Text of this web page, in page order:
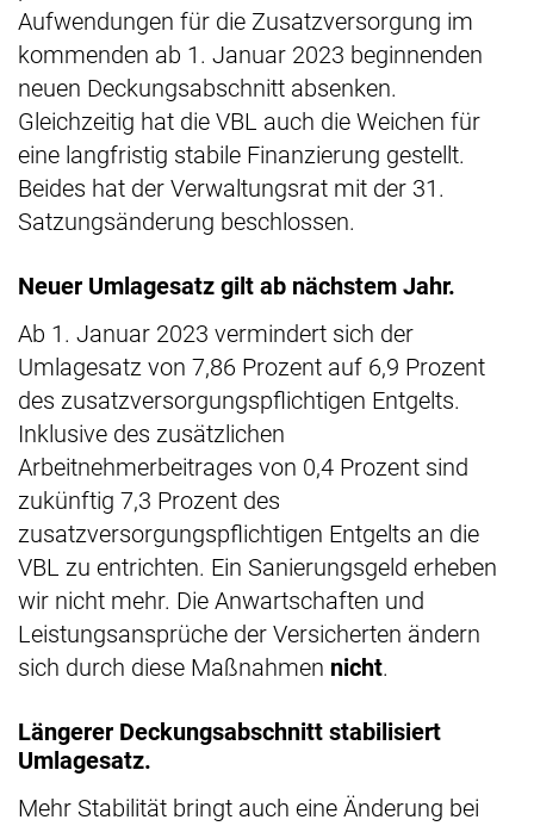
Aufwendungen für die Zusatzversorgung im
kommenden ab 1. Januar 2023 beginnenden
neuen Deckungsabschnitt absenken.
Gleichzeitig hat die VBL auch die Weichen für
eine langfristig stabile Finanzierung gestellt.
Beides hat der Verwaltungsrat mit der 31.
Satzungsänderung beschlossen.
Neuer Umlagesatz gilt ab nächstem Jahr.
Ab 1. Januar 2023 vermindert sich der
Umlagesatz von 7,86 Prozent auf 6,9 Prozent
des zusatzversorgungspflichtigen Entgelts.
Inklusive des zusätzlichen
Arbeitnehmerbeitrages von 0,4 Prozent sind
zukünftig 7,3 Prozent des
zusatzversorgungspflichtigen Entgelts an die
VBL zu entrichten. Ein Sanierungsgeld erheben
wir nicht mehr. Die Anwartschaften und
Leistungsansprüche der Versicherten ändern
sich durch diese Maßnahmen nicht.
Längerer Deckungsabschnitt stabilisiert
Umlagesatz.
Mehr Stabilität bringt auch eine Änderung bei